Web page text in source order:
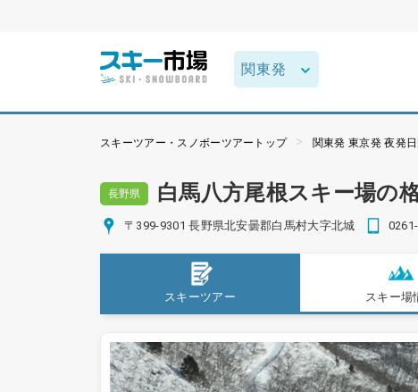
スキーツアー・スノボーツアートップ 関東発 東京発 夜発
長野県 白馬八方尾根スキー場の
〒399-9301 長野県北安曇郡白馬村大字北城
スキーツアー スキー場